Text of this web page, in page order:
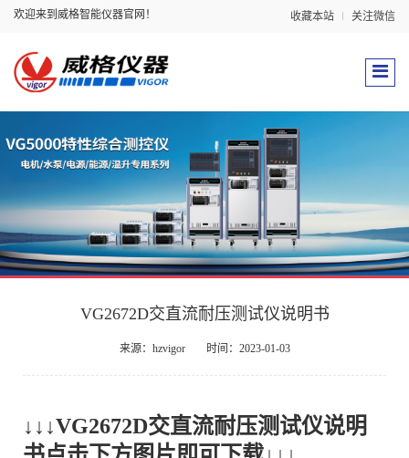
欢迎来到威格智能仪器官网！ 收藏本站 关注微信
VG2672D交直流耐压测试仪说明书
来源：hzvigor 时间：2023-01-03
↓↓↓VG2672D交直流耐压测试仪说明